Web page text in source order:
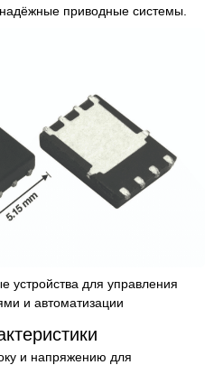
приводные системы.
устройства для управления
и автоматизации
и напряжению для